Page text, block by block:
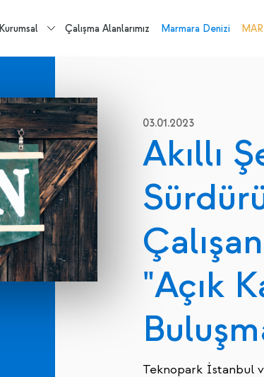
Kurumsal Çalışma Alanlarımız Marmara Denizi
03.01.2023
Akıllı
"Açık
Teknopark İstanbul